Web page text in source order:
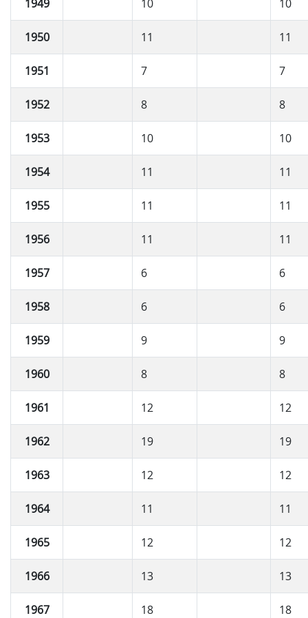
1949 10 10
1950 11 11
1951 7 7
1952 8 8
1953 10 10
1954 11 11
1955 11 11
1956 11 11
1957 6 6
1958 6 6
1959 9 9
1960 8 8
1961 12 12
1962 19 19
1963 12 12
1964 11 11
1965 12 12
1966 13 13
1967 18 18